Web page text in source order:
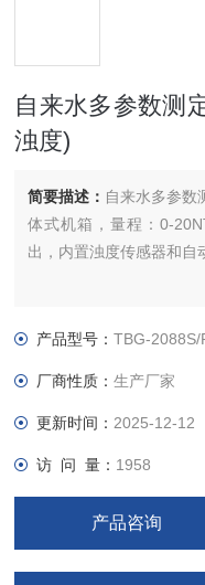
自来水多参数测
浊度)
简要描述： 自来水多参数
体式机箱，量程：0-
出，内置浊度传感器和自
产品型号：TBG-2088S/
厂商性质：生产厂家
更新时间： 2025-12-12
访 问 量： 1958
产品咨询